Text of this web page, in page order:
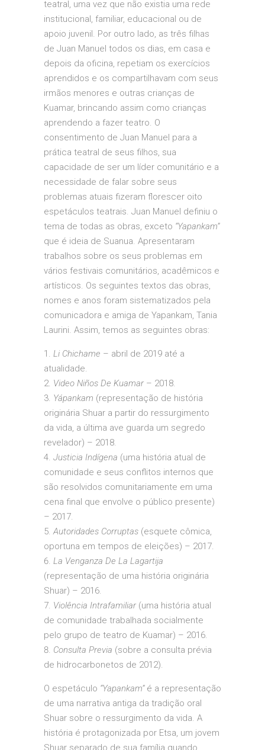
teatral, uma vez que não existia uma rede
institucional, familiar, educacional ou de
apoio juvenil. Por outro lado, as três filhas
de Juan Manuel todos os dias, em casa e
depois da oficina, repetiam os exercícios
aprendidos e os compartilhavam com seus
irmãos menores e outras crianças de
Kuamar, brincando assim como crianças
aprendendo a fazer teatro. O
consentimento de Juan Manuel para a
prática teatral de seus filhos, sua
capacidade de ser um líder comunitário e a
necessidade de falar sobre seus
problemas atuais fizeram florescer oito
espetáculos teatrais. Juan Manuel definiu o
tema de todas as obras, exceto “Yapankam”
que é ideia de Suanua. Apresentaram
trabalhos sobre os seus problemas em
vários festivais comunitários, acadêmicos e
artísticos. Os seguintes textos das obras,
nomes e anos foram sistematizados pela
comunicadora e amiga de Yapankam, Tania
Laurini. Assim, temos as seguintes obras:
Li Chichame – abril de 2019 até a
atualidade.
Video Niños De Kuamar – 2018.
Yápankam (representação de história
originária Shuar a partir do ressurgimento
da vida, a última ave guarda um segredo
revelador) – 2018.
Justicia Indígena (uma história atual de
comunidade e seus conflitos internos que
são resolvidos comunitariamente em uma
cena final que envolve o público presente)
– 2017.
Autoridades Corruptas (esquete cômica,
oportuna em tempos de eleições) – 2017.
La Venganza De La Lagartija
(representação de uma história originária
Shuar) – 2016.
Violência Intrafamiliar (uma história atual
de comunidade trabalhada socialmente
pelo grupo de teatro de Kuamar) – 2016.
Consulta Previa (sobre a consulta prévia
de hidrocarbonetos de 2012).
O espetáculo “Yapankam”é a representação
de uma narrativa antiga da tradição oral
Shuar sobre o ressurgimento da vida. A
história é protagonizada por Etsa, um jovem
Shuar separado de sua família quando